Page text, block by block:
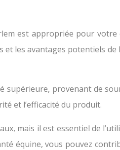
est appropriée pour
les avantages potentiels
provenant de
et l’efficacité du produit.
mais il est essentiel de
équine, vous pouvez